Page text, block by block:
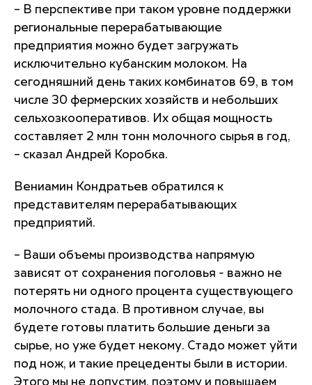
– В перспективе при таком уровне поддержки
региональные перерабатывающие
предприятия можно будет загружать
исключительно кубанским молоком. На
сегодняшний день таких комбинатов 69, в том
числе 30 фермерских хозяйств и небольших
сельхозкооперативов. Их общая мощность
составляет 2 млн тонн молочного сырья в год,
– сказал Андрей Коробка.
Вениамин Кондратьев обратился к
представителям перерабатывающих
предприятий.
– Ваши объемы производства напрямую
зависят от сохранения поголовья - важно не
потерять ни одного процента существующего
молочного стада. В противном случае, вы
будете готовы платить большие деньги за
сырье, но уже будет некому. Стадо может уйти
под нож, и такие прецеденты были в истории.
Этого мы не допустим, поэтому и повышаем